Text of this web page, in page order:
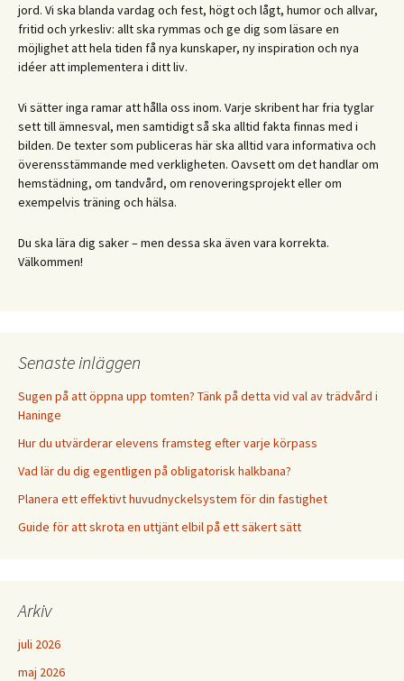
jord. Vi ska blanda vardag och fest, högt och lågt, humor och allvar,
fritid och yrkesliv: allt ska rymmas och ge dig som läsare en
möjlighet att hela tiden få nya kunskaper, ny inspiration och nya
idéer att implementera i ditt liv.
Vi sätter inga ramar att hålla oss inom. Varje skribent har fria tyglar
sett till ämnesval, men samtidigt så ska alltid fakta finnas med i
bilden. De texter som publiceras här ska alltid vara informativa och
överensstämmande med verkligheten. Oavsett om det handlar om
hemstädning, om tandvård, om renoveringsprojekt eller om
exempelvis träning och hälsa.
Du ska lära dig saker – men dessa ska även vara korrekta.
Välkommen!
Senaste inläggen
Sugen på att öppna upp tomten? Tänk på detta vid val av trädvård i
Haninge
Hur du utvärderar elevens framsteg efter varje körpass
Vad lär du dig egentligen på obligatorisk halkbana?
Planera ett effektivt huvudnyckelsystem för din fastighet
Guide för att skrota en uttjänt elbil på ett säkert sätt
Arkiv
juli 2026
maj 2026